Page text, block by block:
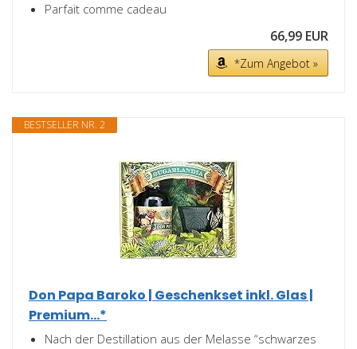
Parfait comme cadeau
66,99 EUR
*Zum Angebot »
BESTSELLER NR. 2
Don Papa Baroko | Geschenkset inkl. Glas |
Premium...*
Nach der Destillation aus der Melasse “schwarzes